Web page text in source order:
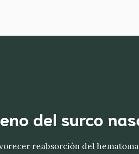
del surco
reabsorción del